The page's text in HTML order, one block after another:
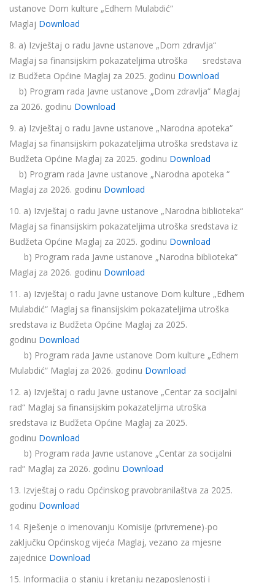
ustanove Dom kulture „Edhem Mulabdić“
Maglaj Download
8. a) Izvještaj o radu Javne ustanove „Dom zdravlja“
Maglaj sa finansijskim pokazateljima utroška sredstava
iz Budžeta Općine Maglaj za 2025. godinu Download
b) Program rada Javne ustanove „Dom zdravlja“ Maglaj
za 2026. godinu Download
9. a) Izvještaj o radu Javne ustanove „Narodna apoteka“
Maglaj sa finansijskim pokazateljima utroška sredstava iz
Budžeta Općine Maglaj za 2025. godinu Download
b) Program rada Javne ustanove „Narodna apoteka “
Maglaj za 2026. godinu Download
10. a) Izvještaj o radu Javne ustanove „Narodna biblioteka“
Maglaj sa finansijskim pokazateljima utroška sredstava iz
Budžeta Općine Maglaj za 2025. godinu Download
b) Program rada Javne ustanove „Narodna biblioteka“
Maglaj za 2026. godinu Download
11. a) Izvještaj o radu Javne ustanove Dom kulture „Edhem
Mulabdić“ Maglaj sa finansijskim pokazateljima utroška
sredstava iz Budžeta Općine Maglaj za 2025.
godinu Download
b) Program rada Javne ustanove Dom kulture „Edhem
Mulabdić“ Maglaj za 2026. godinu Download
12. a) Izvještaj o radu Javne ustanove „Centar za socijalni
rad“ Maglaj sa finansijskim pokazateljima utroška
sredstava iz Budžeta Općine Maglaj za 2025.
godinu Download
b) Program rada Javne ustanove „Centar za socijalni
rad“ Maglaj za 2026. godinu Download
13. Izvještaj o radu Općinskog pravobranilaštva za 2025.
godinu Download
14. Rješenje o imenovanju Komisije (privremene)-po
zaključku Općinskog vijeća Maglaj, vezano za mjesne
zajednice Download
15. Informacija o stanju i kretanju nezaposlenosti i